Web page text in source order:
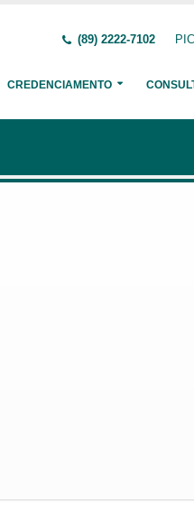
(89) 2222-7102
CREDENCIAMENTO